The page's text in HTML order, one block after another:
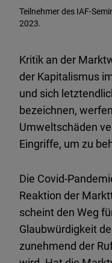
Teilnehmer des IAF-
2023.
Kritik an der
der Kapitalismus
und sich
bezeichnen,
Umweltschäden
Eingriffe, um zu
Die Covid-
Reaktion der
scheint den Weg
Glaubwürdigkeit
zunehmend der